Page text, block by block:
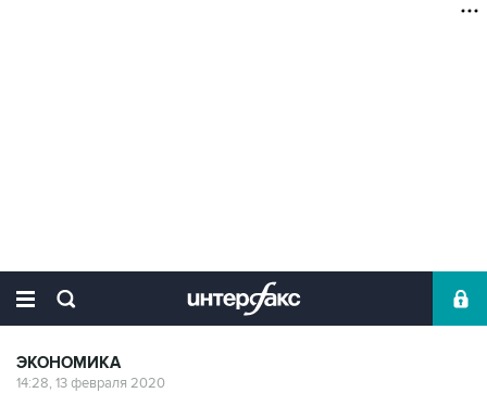
ЭКОНОМИКА
14:28, 13 февраля 2020